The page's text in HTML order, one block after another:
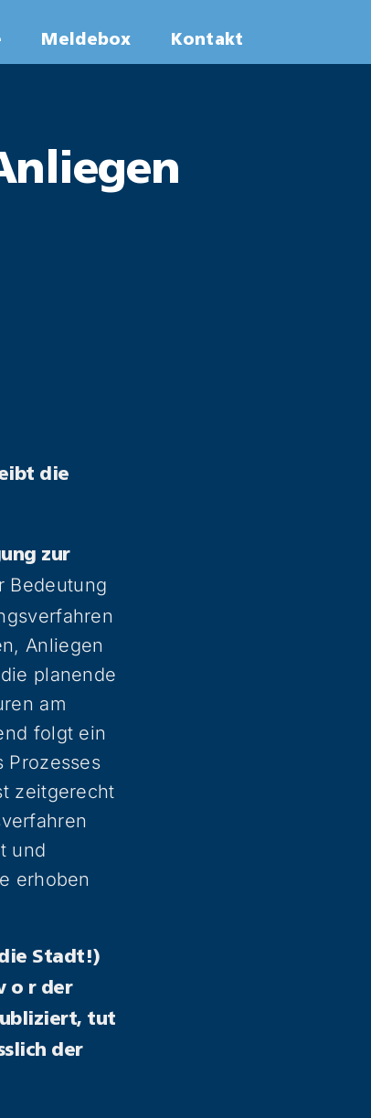
Meldebox Kontakt
die
zur
Bedeutung
Anliegen
planende
am
folgt ein
Prozesses
zeitgerecht
und
erhoben
Stadt!)
o r der
tut
der